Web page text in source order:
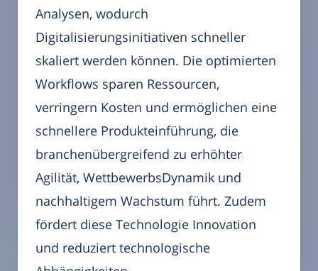
Analysen, wodurch
Digitalisierungsinitiativen schneller
skaliert werden können. Die optimierten
Workflows sparen Ressourcen,
verringern Kosten und ermöglichen eine
schnellere Produkteinführung, die
branchenübergreifend zu erhöhter
Agilität, WettbewerbsDynamik und
nachhaltigem Wachstum führt. Zudem
fördert diese Technologie Innovation
und reduziert technologische